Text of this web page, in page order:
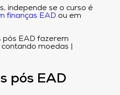
independe se o curso é
finanças EAD ou em
pós EAD